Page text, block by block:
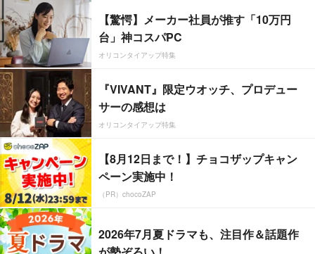
【驚愕】メーカー社員が推す「10万円
台」神コスパPC
オリコンタイアップ特集
『VIVANT』限定ウオッチ、プロデュー
サーの感想は
オリコンタイアップ特集
【8月12日まで！】チョコザップキャン
ペーン実施中！
（PR）chocoZAP
2026年7月夏ドラマも、注目作＆話題作